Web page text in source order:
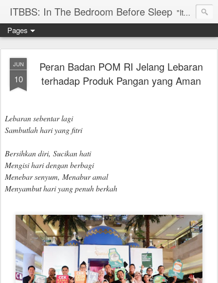
ITBBS: In The Bedroom Before Sleep "Its my life to be exist in the world"
Pages
JUN
10
Peran Badan POM RI Jelang Lebaran
terhadap Produk Pangan yang Aman
Lebaran sebentar lagi
Sambutlah hari yang fitri
Bersihkan diri, Sucikan hati
Mengisi hari dengan berbagi
Menebar senyum, Menabur amal
Menyambut hari yang penuh berkah